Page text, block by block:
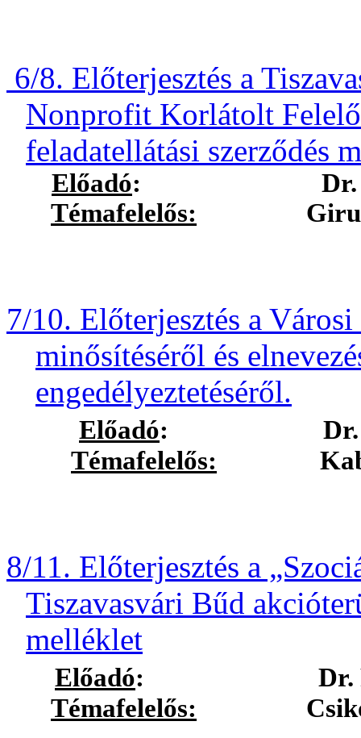
6/8. Előterjesztés a
Nonprofit Korlátolt
feladatellátási szerződés
Előadó:
Témafelelős: Girus
7/10. Előterjesztés a
minősítéséről és
engedélyeztetéséről.
Előadó:
Témafelelős: Kabai
8/11. Előterjesztés a
Tiszavasvári Bűd
melléklet
Előadó:
Dr.
Témafelelős: Csikós